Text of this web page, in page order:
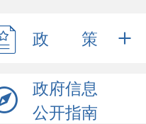
政 策
政府信息
公开指南